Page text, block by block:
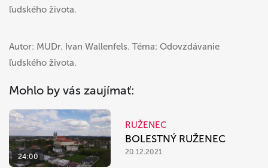
ľudského života.
Autor: MUDr. Ivan Wallenfels. Téma: Odovzdávanie
ľudského života.
Mohlo by vás zaujímať:
24:00
RUŽENEC
BOLESTNÝ RUŽENEC
20.12.2021